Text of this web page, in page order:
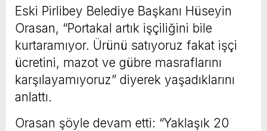
Eski Pirlibey Belediye Başkanı Hüseyin
Orasan, “Portakal artık işçiliğini bile
kurtaramıyor. Ürünü satıyoruz fakat işçi
ücretini, mazot ve gübre masraflarını
karşılayamıyoruz” diyerek yaşadıklarını
anlattı.
Orasan şöyle devam etti: “Yaklaşık 20